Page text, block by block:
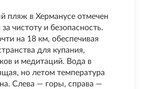
пляж в Херманусе отмечен
чистоту и безопасность.
на 18 км, обеспечивая
для купания,
и медитаций. Вода в
но летом температура
Слева — горы, справа —